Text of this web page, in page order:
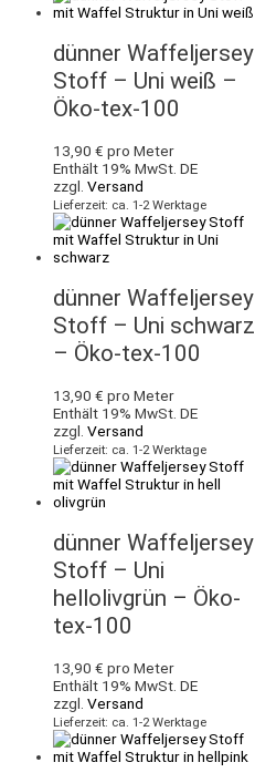
dünner Waffeljersey
Stoff – Uni weiß –
Öko-tex-100
13,90 € pro Meter
Enthält 19% MwSt. DE
zzgl. Versand
Lieferzeit: ca. 1-2 Werktage
dünner Waffeljersey
Stoff – Uni schwarz
– Öko-tex-100
13,90 € pro Meter
Enthält 19% MwSt. DE
zzgl. Versand
Lieferzeit: ca. 1-2 Werktage
dünner Waffeljersey
Stoff – Uni
hellolivgrün – Öko-
tex-100
13,90 € pro Meter
Enthält 19% MwSt. DE
zzgl. Versand
Lieferzeit: ca. 1-2 Werktage